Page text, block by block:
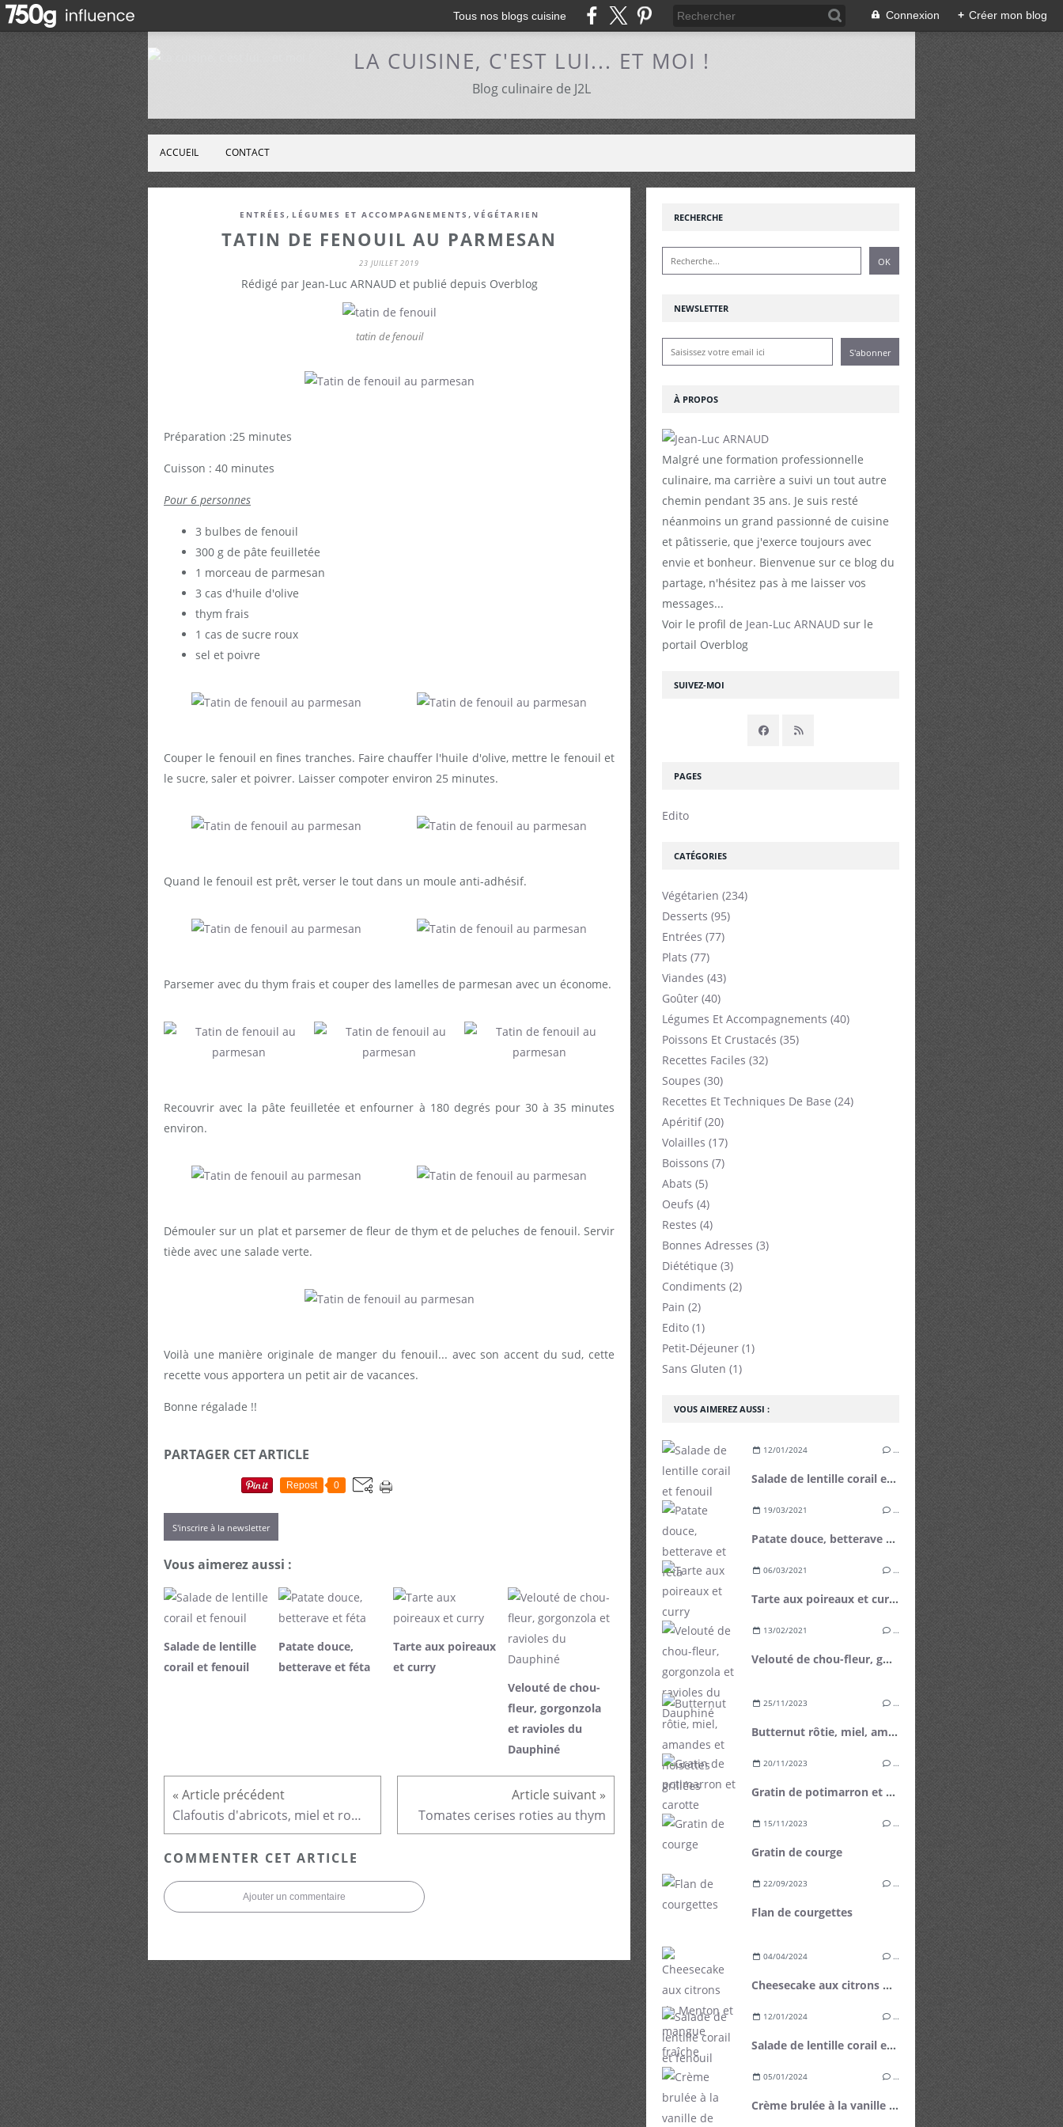
Tous nos blogs cuisine Connexion + Créer mon blog
LA CUISINE, C'EST LUI... ET MOI !
Blog culinaire de J2L
ACCUEIL CONTACT
ENTRÉES , LÉGUMES ET ACCOMPAGNEMENTS , VÉGÉTARIEN
TATIN DE FENOUIL AU PARMESAN
23 JUILLET 2019
Rédigé par Jean-Luc ARNAUD et publié depuis Overblog
tatin de fenouil
Préparation :25 minutes
Cuisson : 40 minutes
Pour 6 personnes
3 bulbes de fenouil
300 g de pâte feuilletée
1 morceau de parmesan
3 cas d'huile d'olive
thym frais
1 cas de sucre roux
sel et poivre
Couper le fenouil en fines tranches. Faire chauffer l'huile d'olive, mettre le fenouil et
le sucre, saler et poivrer. Laisser compoter environ 25 minutes.
Quand le fenouil est prêt, verser le tout dans un moule anti-adhésif.
Parsemer avec du thym frais et couper des lamelles de parmesan avec un économe.
Recouvrir avec la pâte feuilletée et enfourner à 180 degrés pour 30 à 35 minutes
environ.
Démouler sur un plat et parsemer de fleur de thym et de peluches de fenouil. Servir
tiède avec une salade verte.
Voilà une manière originale de manger du fenouil... avec son accent du sud, cette
recette vous apportera un petit air de vacances.
Bonne régalade !!
PARTAGER CET ARTICLE
Repost 0
S'inscrire à la newsletter
Vous aimerez aussi :
Salade de lentille
corail et fenouil
Patate douce,
betterave et féta
Tarte aux poireaux
et curry
Velouté de chou-
fleur, gorgonzola
et ravioles du
Dauphiné
Clafoutis d'abricots, miel et romarin Tomates cerises roties au thym
COMMENTER CET ARTICLE
Ajouter un commentaire
NEWSLETTER
SUIVEZ-MOI
RECHERCHE
À PROPOS
Malgré une formation professionnelle
culinaire, ma carrière a suivi un tout autre
chemin pendant 35 ans. Je suis resté
néanmoins un grand passionné de cuisine
et pâtisserie, que j'exerce toujours avec
envie et bonheur. Bienvenue sur ce blog du
partage, n'hésitez pas à me laisser vos
messages...
Voir le profil de Jean-Luc ARNAUD sur le
portail Overblog
VOUS AIMEREZ AUSSI :
12/01/2024 …
Salade de lentille corail et fenouil
19/03/2021 …
Patate douce, betterave et féta
06/03/2021 …
Tarte aux poireaux et curry
13/02/2021 …
Velouté de chou-fleur, gorgonzola et ravioles du Dauphiné
25/11/2023 …
Butternut rôtie, miel, amandes et noisettes grillées
20/11/2023 …
Gratin de potimarron et carotte
15/11/2023 …
Gratin de courge
22/09/2023 …
Flan de courgettes
04/04/2024 …
Cheesecake aux citrons de Menton et mangue fraîche
12/01/2024 …
Salade de lentille corail et fenouil
05/01/2024 …
Crème brulée à la vanille de Tahiti
PAGES
Edito
CATÉGORIES
Végétarien (234)
Desserts (95)
Entrées (77)
Plats (77)
Viandes (43)
Goûter (40)
Légumes Et Accompagnements (40)
Poissons Et Crustacés (35)
Recettes Faciles (32)
Soupes (30)
Recettes Et Techniques De Base (24)
Apéritif(20)
Volailles (17)
Boissons (7)
Abats (5)
Oeufs (4)
Restes (4)
Bonnes Adresses (3)
Diététique (3)
Condiments (2)
Pain (2)
Edito (1)
Petit-Déjeuner (1)
Sans Gluten (1)